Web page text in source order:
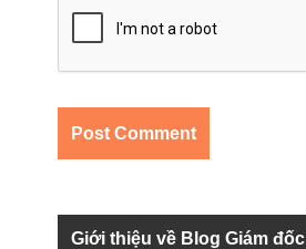
Giới thiệu về Blog Giám đốc